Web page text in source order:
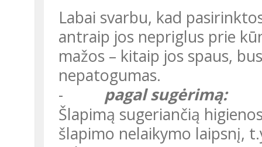
Labai svarbu, kad pasirinktos sauskelnės būtų: ne per didelės –
antraip jos nepriglus prie
mažos – kitaip jos spaus,
nepatogumas.
pagal sugėrimą:
Šlapimą sugeriančią higienos priemonę reikia pasirinkti pagal
šlapimo nelaikymo laipsnį,